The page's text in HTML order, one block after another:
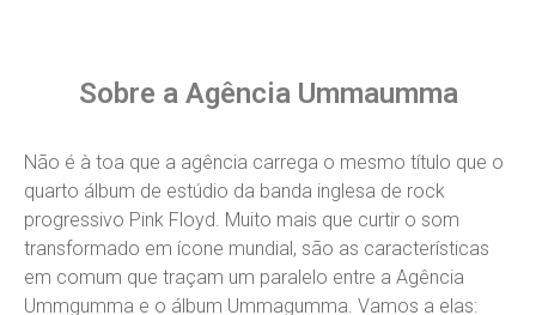
Sobre a Agência Ummaumma
Não é à toa que a agência carrega o mesmo título que o
quarto álbum de estúdio da banda inglesa de rock
progressivo Pink Floyd. Muito mais que curtir o som
transformado em ícone mundial, são as características
em comum que traçam um paralelo entre a Agência
Ummgumma e o álbum Ummagumma. Vamos a elas: